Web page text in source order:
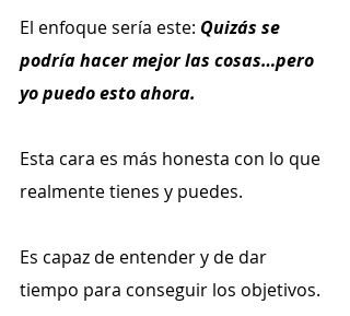
El enfoque sería este: Quizás se
podría hacer mejor las cosas…pero
yo puedo esto ahora.
Esta cara es más honesta con lo que
realmente tienes y puedes.
Es capaz de entender y de dar
tiempo para conseguir los objetivos.